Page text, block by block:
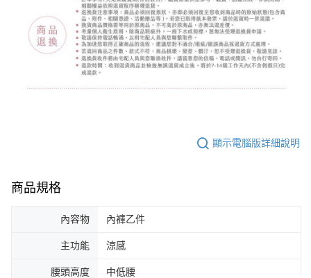
顯示電腦版詳細說明
商品規格
內容物 內褲乙件
主功能 涼感
腰頭高度 中低腰